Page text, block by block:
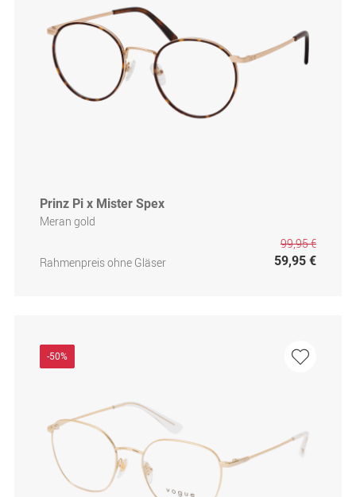
Prinz Pi x Mister Spex
Meran gold
Rahmenpreis ohne Gläser
99,95 €
59,95 €
-50%